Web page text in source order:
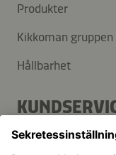
Produkter
Kikkoman gruppen
Hållbarhet
FAQ